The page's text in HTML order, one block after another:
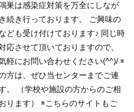
巣は感染症対策を万全にしなが
続き行っております。 ご興味の
ども受け付けております♪ 同じ時
応させて頂いておりますので、
軽にお問い合わせください(^^)/ ※
方は、ぜひ当センターまでご連
。 （学校や施設の方からのご相
ります） ※こちらのサイトもご